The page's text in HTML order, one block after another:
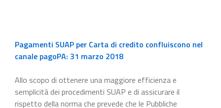
Pagamenti SUAP per Carta di credito confluiscono nel
canale pagoPA: 31 marzo 2018
Allo scopo di ottenere una maggiore efficienza e
semplicità dei procedimenti SUAP e di assicurare il
rispetto della norma che prevede che le Pubbliche